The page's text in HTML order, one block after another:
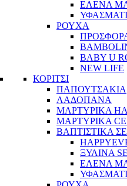
ΕΛΕΝΑ
ΡΟΥΧΑ
BABY U
NEW LIFE
ΚΟΡΙΤΣΙ
ΠΑΠΟΥΤΣΑΚΙΑ
ΛΑΔΟΠΑΝΑ
ΜΑΡΤΥΡΙΚΑ
ΜΑΡΤΥΡΙΚΑ
ΒΑΠΤΙΣΤΙΚΑ
ΞΥΛΙΝΑ
ΕΛΕΝΑ